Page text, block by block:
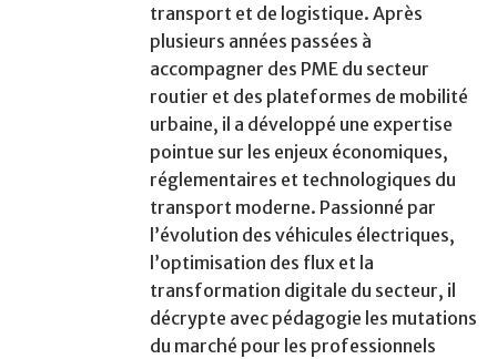
transport et de logistique. Après
plusieurs années passées à
accompagner des PME du secteur
routier et des plateformes de mobilité
urbaine, il a développé une expertise
pointue sur les enjeux économiques,
réglementaires et technologiques du
transport moderne. Passionné par
l’évolution des véhicules électriques,
l’optimisation des flux et la
transformation digitale du secteur, il
décrypte avec pédagogie les mutations
du marché pour les professionnels